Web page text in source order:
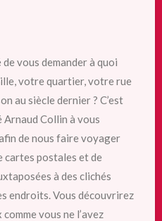
vous demander à quoi
votre quartier, votre rue
au siècle dernier ? C’est
Collin à vous
de nous faire voyager
cartes postales et de
à des clichés
endroits. Vous découvrirez
vous ne l’avez